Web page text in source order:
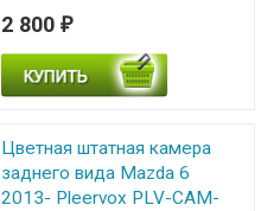
2 800 ₽
Цветная штатная камера
заднего вида Mazda 6
2013- Pleervox PLV-CAM-